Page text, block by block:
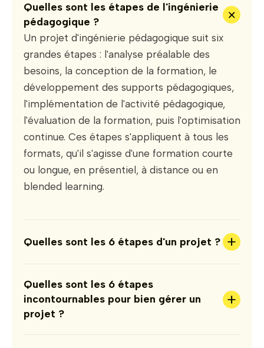
Quelles sont les étapes de l'ingénierie
pédagogique ?
+
Un projet d'ingénierie pédagogique suit six
grandes étapes : l'analyse préalable des
besoins, la conception de la formation, le
développement des supports pédagogiques,
l'implémentation de l'activité pédagogique,
l'évaluation de la formation, puis l'optimisation
continue. Ces étapes s'appliquent à tous les
formats, qu'il s'agisse d'une formation courte
ou longue, en présentiel, à distance ou en
blended learning.
Quelles sont les 6 étapes d'un projet ? +
Quelles sont les 6 étapes
incontournables pour bien gérer un
projet ?
+